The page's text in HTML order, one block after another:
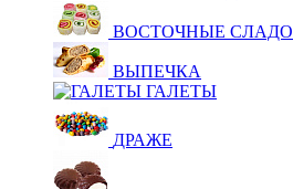
ВОСТОЧНЫЕ
ВЫПЕЧКА
ГАЛЕТЫ
ДРАЖЕ